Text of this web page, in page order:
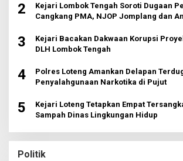
2
Kejari Lombok Tengah Soroti Dugaan
Cangkang PMA, NJOP Jomplang dan
3
Kejari Bacakan Dakwaan Korupsi
DLH Lombok Tengah
4
Polres Loteng Amankan Delapan
Penyalahgunaan Narkotika di Pujut
5
Kejari Loteng Tetapkan Empat
Sampah Dinas Lingkungan Hidup
Politik